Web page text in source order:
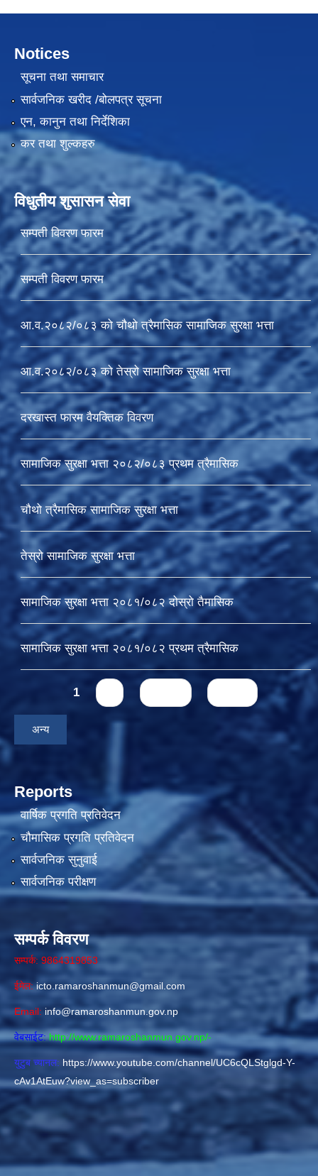
Notices
सूचना तथा समाचार
सार्वजनिक खरीद /बोलपत्र सूचना
एन, कानुन तथा निर्देशिका
कर तथा शुल्कहरु
विधुतीय शुसासन सेवा
सम्पती विवरण फारम
सम्पती विवरण फारम
आ.व.२०८२/०८३ को चौथो त्रैमासिक सामाजिक सुरक्षा भत्ता
आ.व.२०८२/०८३ को तेस्रो सामाजिक सुरक्षा भत्ता
दरखास्त फारम वैयक्तिक विवरण
सामाजिक सुरक्षा भत्ता २०८२/०८३ प्रथम त्रैमासिक
चौथो त्रैमासिक सामाजिक सुरक्षा भत्ता
तेस्रो सामाजिक सुरक्षा भत्ता
सामाजिक सुरक्षा भत्ता २०८१/०८२ दोस्रो तैमासिक
सामाजिक सुरक्षा भत्ता २०८१/०८२ प्रथम त्रैमासिक
Pages1
अन्य
Reports
वार्षिक प्रगति प्रतिवेदन
चौमासिक प्रगति प्रतिवेदन
सार्वजनिक सुनुवाई
सार्वजनिक परीक्षण
सम्पर्क विवरण
सम्पर्क: 9864319853
ईमेल:icto.ramaroshanmun@gmail.com
Email: info@ramaroshanmun.gov.np
वेबसाईट:http://www.ramaroshanmun.gov.np/-
युटुब च्यानल: https://www.youtube.com/channel/UC6cQLStglgd-Y-
cAv1AtEuw?view_as=subscriber